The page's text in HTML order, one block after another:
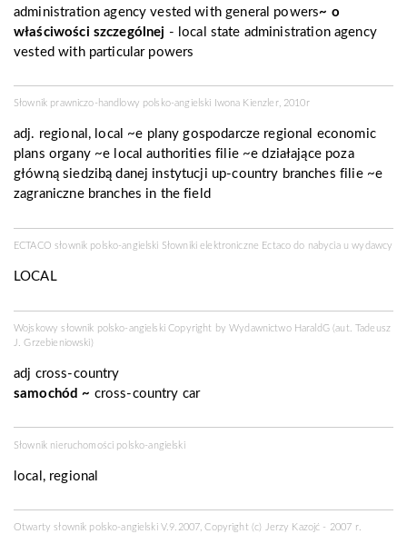
administration agency vested with general powers~ o
właściwości szczególnej - local state administration agency
vested with particular powers
Słownik prawniczo-handlowy polsko-angielski Iwona Kienzler, 2010r
adj. regional, local ~e plany gospodarcze regional economic
plans organy ~e local authorities filie ~e działające poza
główną siedzibą danej instytucji up-country branches filie ~e
zagraniczne branches in the field
ECTACO słownik polsko-angielski Słowniki elektroniczne Ectaco do nabycia uwydawcy
LOCAL
Wojskowy słownik polsko-angielski Copyright byWydawnictwo HaraldG(aut. Tadeusz
J. Grzebieniowski)
adj cross-country
samochód ~ cross-country car
Słownik nieruchomości polsko-angielski
local, regional
Otwarty słownik polsko-angielski V.9.2007, Copyright (c) Jerzy Kazojć - 2007 r.